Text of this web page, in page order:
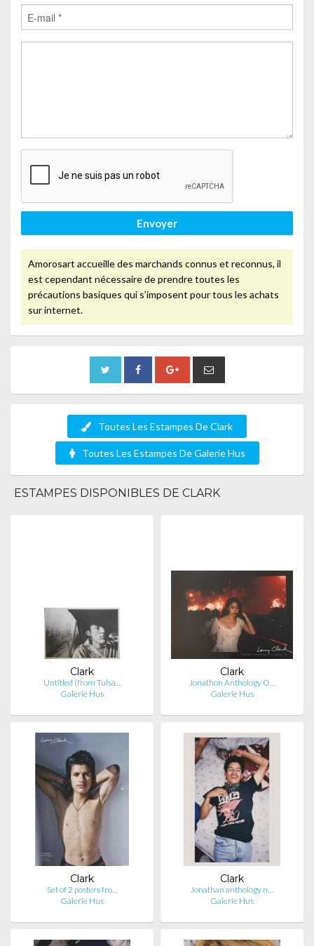
Envoyer
Amorosart accueille des marchands connus et reconnus, il
est cependant nécessaire de prendre toutes les
précautions basiques qui s’imposent pour tous les achats
sur internet.
Toutes Les Estampes De Clark
Toutes Les Estampes De Galerie Hus
ESTAMPES DISPONIBLES DE CLARK
Clark
Untitled (from Tulsa…
Galerie Hus
Clark
Jonathon Anthology O…
Galerie Hus
Clark
Set of 2 posters fro…
Galerie Hus
Clark
Jonathan anthology n…
Galerie Hus